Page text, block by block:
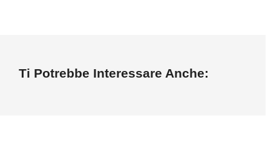
Ti Potrebbe Interessare Anche: